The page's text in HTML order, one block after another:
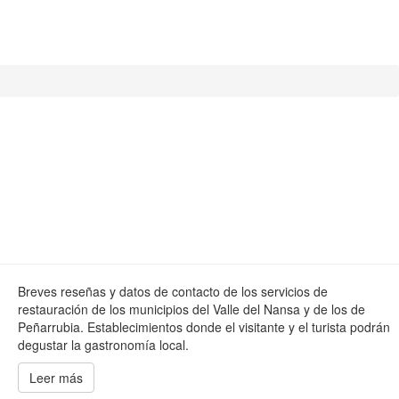
Breves reseñas y datos de contacto de los servicios de
restauración de los municipios del Valle del Nansa y de los de
Peñarrubia. Establecimientos donde el visitante y el turista podrán
degustar la gastronomía local.
Leer más